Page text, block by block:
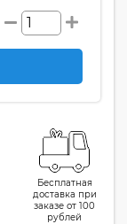
Бесплатная
доставка при
заказе от 100
рублей